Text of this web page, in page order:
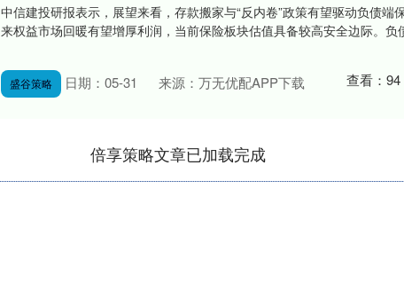
中信建投研报表示，展望来看，存款搬家与“反内卷”政策有望驱动负债端
来权益市场回暖有望增厚利润，当前保险板块估值具备较高安全边际。负
盛谷策略 日期：05-31 来源：万无优配APP下载 查看： 94
倍享策略文章已加载完成